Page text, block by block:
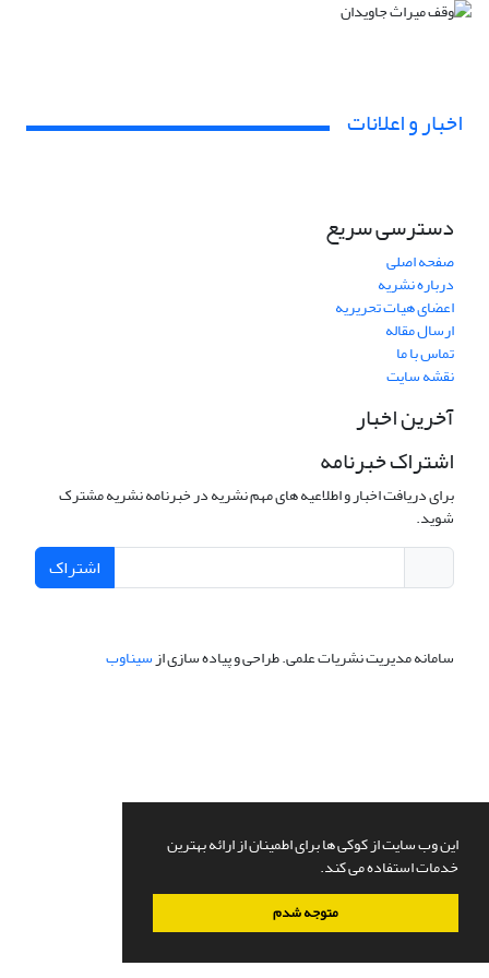
این وب سایت از کوکی ها برای اطمینان از ارائه بهترین
خدمات استفاده می کند.
متوجه شدم
اخبار و اعلانات
دسترسی سریع
صفحه اصلی
درباره نشریه
اعضای هیات تحریریه
ارسال مقاله
تماس با ما
نقشه سایت
آخرین اخبار
اشتراک خبرنامه
برای دریافت اخبار و اطلاعیه های مهم نشریه در خبرنامه نشریه مشترک
شوید.
اشتراک
سامانه مدیریت نشریات علمی.طراحی و پیاده سازی ازسیناوب